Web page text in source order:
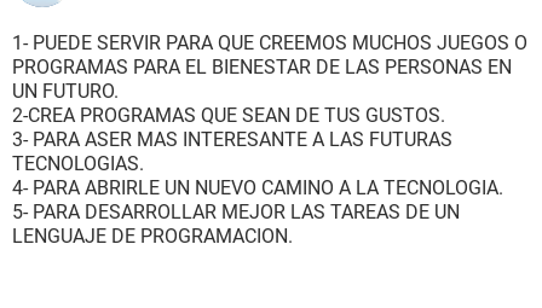
1- PUEDE SERVIR PARA QUE CREEMOS MUCHOS JUEGOS O
PROGRAMAS PARA EL BIENESTAR DE LAS PERSONAS EN
UN FUTURO.
2-CREA PROGRAMAS QUE SEAN DE TUS GUSTOS.
3- PARA ASER MAS INTERESANTE A LAS FUTURAS
TECNOLOGIAS.
4- PARA ABRIRLE UN NUEVO CAMINO A LA TECNOLOGIA.
5- PARA DESARROLLAR MEJOR LAS TAREAS DE UN
LENGUAJE DE PROGRAMACION.